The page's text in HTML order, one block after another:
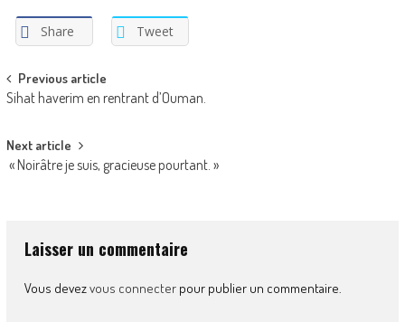
Share Tweet
Post
navigation
Previous article
Sihat haverim en rentrant d’Ouman.
Next article
« Noirâtre je suis, gracieuse pourtant. »
Laisser un commentaire
Vous devezvous connecterpour publier un commentaire.